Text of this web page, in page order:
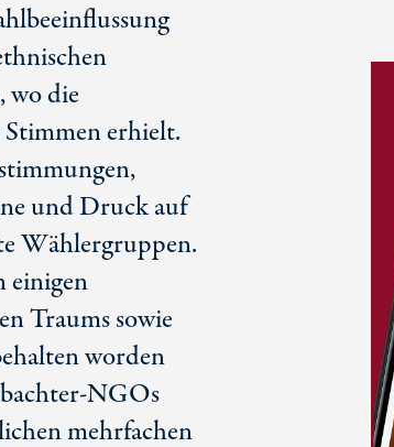
wo die
erhielt.
und Druck auf
Wählergruppen.
einigen
Traums sowie
worden
NGOs
mehrfachen